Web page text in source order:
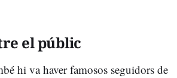
el públic
hi va haver famosos seguidors de